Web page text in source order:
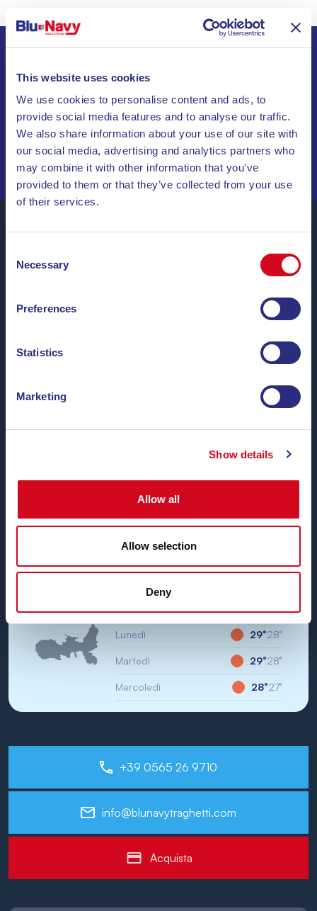
This website uses cookies
We use cookies to personalise content and ads, to
provide social media features and to analyse our traffic.
We also share information about your use of our site with
our social media, advertising and analytics partners who
may combine it with other information that you’ve
provided to them or that they’ve collected from your use
of their services.
Selection
Necessary
Preferences
Statistics
Marketing
Show details
Allow all
Allow selection
Deny
ISCRIVITI ALLA NEWSLETTER
INVIA
NAVIGA TRA OFFERTE SPECIALI, DESTINAZIONI DA
SOGNO E CONSIGLI DI VIAGGIO!
convenienti, orari comodi e navi puntuali
, tra i porti di
Scrivici su
Isola d'Elba
Lunedì 29°28°
Martedì 29°28°
Mercoledì 28°27°
+39 0565 26 9710
info@blunavytraghetti.com
Acquista